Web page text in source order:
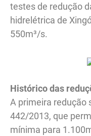
testes de redução
hidrelétrica de
550m³/s.
Histórico das
A primeira redução
442/2013, que
mínima para